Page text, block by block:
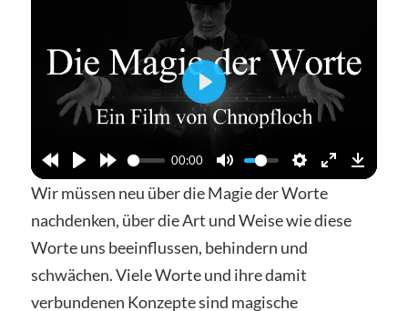
00:00
Abspielen
Wir müssen neu über die Magie der Worte
nachdenken, über die Art und Weise wie diese
Worte uns beeinflussen, behindern und
schwächen. Viele Worte und ihre damit
verbundenen Konzepte sind magische